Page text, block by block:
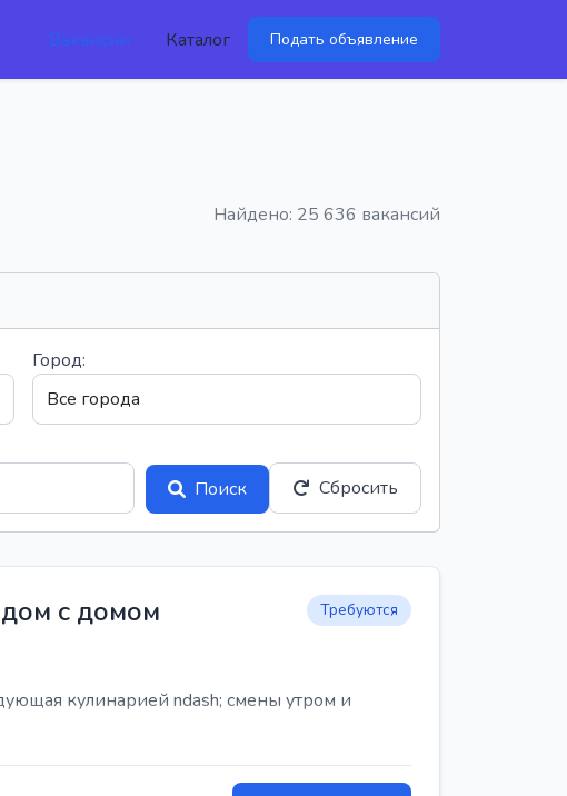
Вакансии Каталог Подать объявление
Найдено: 25 636 вакансий
Город:
Поиск
Сбросить
с домом Требуются
кулинарией ndash; смены утром и